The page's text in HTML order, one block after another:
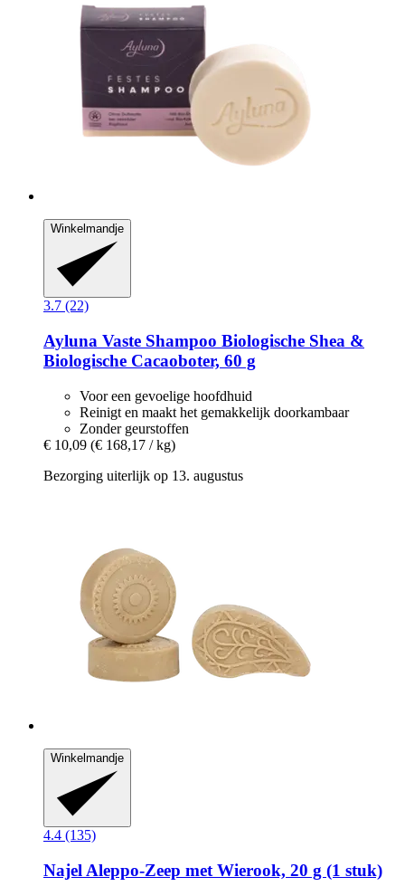
Winkelmandje
3.7 (22)
Ayluna Vaste Shampoo Biologische Shea &
Biologische Cacaoboter, 60 g
Voor een gevoelige hoofdhuid
Reinigt en maakt het gemakkelijk doorkambaar
Zonder geurstoffen
€ 10,09 (€ 168,17 / kg)
Bezorging uiterlijk op 13. augustus
Winkelmandje
4.4 (135)
Najel Aleppo-​Zeep met Wierook, 20 g (1 stuk)